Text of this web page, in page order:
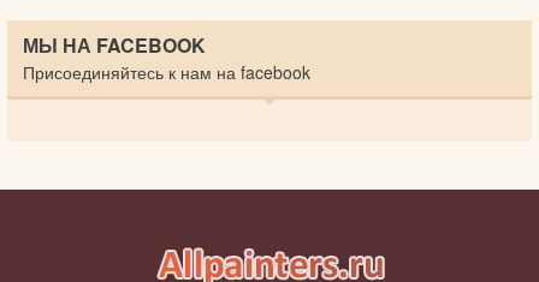
МЫ НА FACEBOOK
Присоединяйтесь к нам на facebook